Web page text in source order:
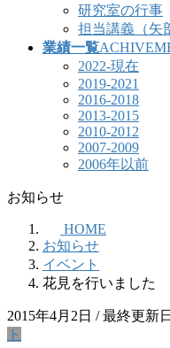
研究室の行事
担当講義（矢
業績一覧
2022-現在
2019-2021
2016-2018
2013-2015
2010-2012
2007-2009
2006年以前
お知らせ
HOME
お知らせ
イベント
花見を行いました
2015年4月2日 / 最終更新
ト